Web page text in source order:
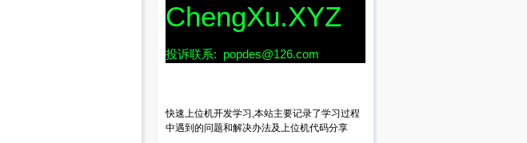
ChengXu.XYZ
投诉联系: popdes@126.com
快速上位机开发学习,本站主要记录了学习过程
中遇到的问题和解决办法及上位机代码分享